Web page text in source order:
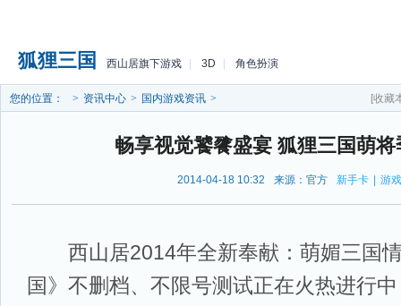
狐狸三国 西山居旗下游戏 3D 角色扮演
您的位置： > 资讯中心 > 国内游戏资讯 > [收藏
畅享视觉饕餮盛宴 狐狸三国萌
2014-04-18 10:32 来源：官方 新手卡 游
西山居2014年全新奉献：萌媚三国
国》不删档、不限号测试正在火热进行